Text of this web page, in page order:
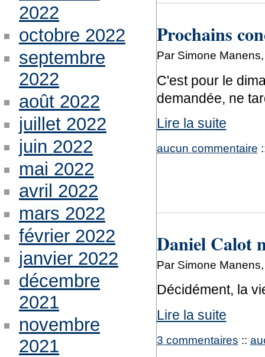
Prochains
Par Simone
C'est pour le
demandée, ne
Lire la suite
aucun commentaire
Daniel Calot
Par Simone
Décidément, la
Lire la suite
3 commentaires ::
2022
octobre 2022
septembre
2022
août 2022
juillet 2022
juin 2022
mai 2022
avril 2022
mars 2022
février 2022
janvier 2022
décembre
2021
novembre
2021